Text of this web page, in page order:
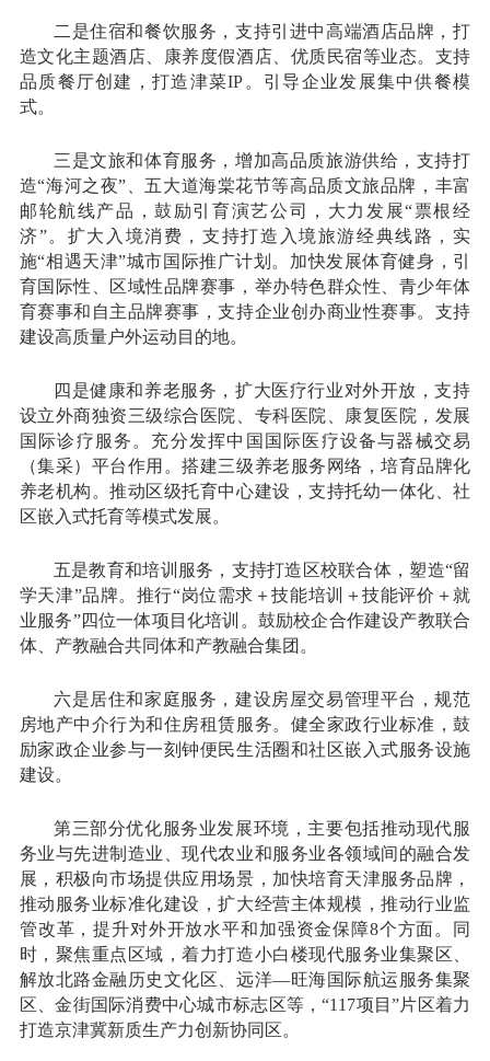
二是住宿和餐饮服务，支持引进中高端酒店品牌，打
造文化主题酒店、康养度假酒店、优质民宿等业态。支持
品质餐厅创建，打造津菜IP。引导企业发展集中供餐模
式。
三是文旅和体育服务，增加高品质旅游供给，支持打
造“海河之夜”、五大道海棠花节等高品质文旅品牌，丰富
邮轮航线产品，鼓励引育演艺公司，大力发展“票根经
济”。扩大入境消费，支持打造入境旅游经典线路，实
施“相遇天津”城市国际推广计划。加快发展体育健身，引
育国际性、区域性品牌赛事，举办特色群众性、青少年体
育赛事和自主品牌赛事，支持企业创办商业性赛事。支持
建设高质量户外运动目的地。
四是健康和养老服务，扩大医疗行业对外开放，支持
设立外商独资三级综合医院、专科医院、康复医院，发展
国际诊疗服务。充分发挥中国国际医疗设备与器械交易
（集采）平台作用。搭建三级养老服务网络，培育品牌化
养老机构。推动区级托育中心建设，支持托幼一体化、社
区嵌入式托育等模式发展。
五是教育和培训服务，支持打造区校联合体，塑造“留
学天津”品牌。推行“岗位需求＋技能培训＋技能评价＋就
业服务”四位一体项目化培训。鼓励校企合作建设产教联合
体、产教融合共同体和产教融合集团。
六是居住和家庭服务，建设房屋交易管理平台，规范
房地产中介行为和住房租赁服务。健全家政行业标准，鼓
励家政企业参与一刻钟便民生活圈和社区嵌入式服务设施
建设。
第三部分优化服务业发展环境，主要包括推动现代服
务业与先进制造业、现代农业和服务业各领域间的融合发
展，积极向市场提供应用场景，加快培育天津服务品牌，
推动服务业标准化建设，扩大经营主体规模，推动行业监
管改革，提升对外开放水平和加强资金保障8个方面。同
时，聚焦重点区域，着力打造小白楼现代服务业集聚区、
解放北路金融历史文化区、远洋—旺海国际航运服务集聚
区、金街国际消费中心城市标志区等，“117项目”片区着力
打造京津冀新质生产力创新协同区。